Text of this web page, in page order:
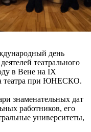
день
театрального
в Вене на IX
театра при ЮНЕСКО.
знаменательных дат
работников, его
университеты,